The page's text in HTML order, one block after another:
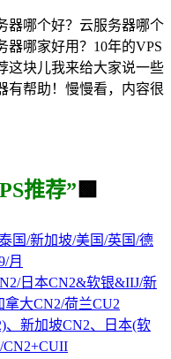
器哪个好？云服务器哪个
器哪家好用？10年的VPS
这块儿我来给大家说一些
有帮助！慢慢看，内容很
推荐” 🟩
国/新加坡/美国/英国/德
月
日本CN2&软银&IIJ/新
大CN2/荷兰CU2
、新加坡CN2、日本(软